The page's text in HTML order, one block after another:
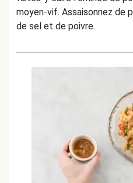
moyen-vif. Assaisonnez de
de sel et de poivre.